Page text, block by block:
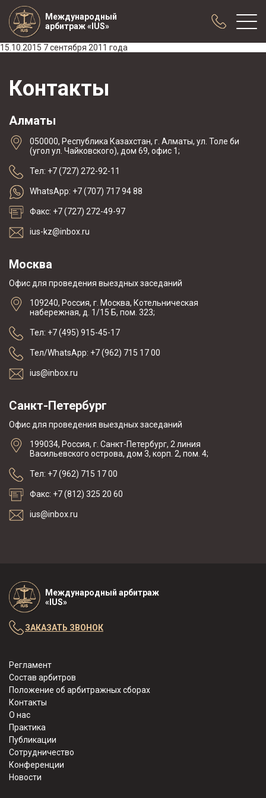
Международный
арбитраж «IUS»
Практика
Публикации
Конференции
Новости
Образцы договоров с арбитражной
оговоркой
15.10.2015 7 сентября 2011 года
Контакты
Алматы
050000, Республика Казахстан, г. Алматы, ул. Толе би
(угол ул. Чайковского), дом 69, офис 1;
Тел: +7 (727) 272-92-11
WhatsApp: +7 (707) 717 94 88
Факс: +7 (727) 272-49-97
ius-kz@inbox.ru
Москва
Офис для проведения выездных заседаний
109240, Россия, г. Москва, Котельническая
набережная, д. 1/15 Б, пом. 323;
Тел: +7 (495) 915-45-17
Тел/WhatsApp: +7 (962) 715 17 00
ius@inbox.ru
Санкт-Петербург
Офис для проведения выездных заседаний
199034, Россия, г. Санкт-Петербург, 2 линия
Васильевского острова, дом 3, корп. 2, пом. 4;
Тел: +7 (962) 715 17 00
Факс: +7 (812) 325 20 60
ius@inbox.ru
Международный арбитраж
«IUS»
Регламент
Состав арбитров
Положение об арбитражных сборах
Контакты
О нас
Практика
Публикации
Сотрудничество
Конференции
Новости
ЗАКАЗАТЬ ЗВОНОК